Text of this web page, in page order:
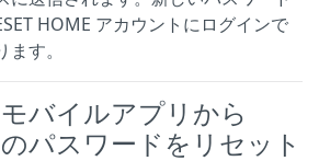
HOME アカウントにログインで
す。
モバイルアプリから
のパスワードをリセット